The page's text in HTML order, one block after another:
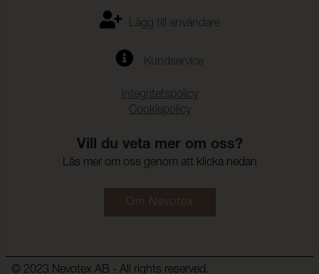
Lägg till användare
Kundservice
Integritetspolicy
Cookiepolicy
Vill du veta mer om oss?
Läs mer om oss genom att klicka nedan
Om Nevotex
© 2023 Nevotex AB - All rights reserved.